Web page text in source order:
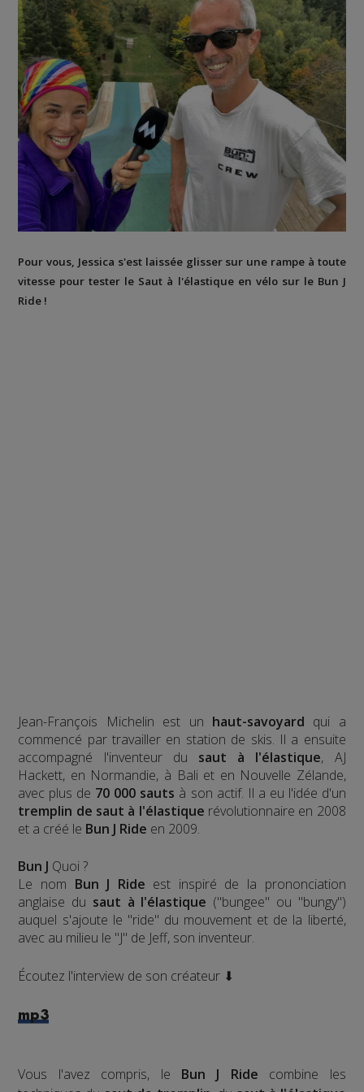
Pour vous, Jessica s'est laissée glisser sur une rampe à toute
vitesse pour tester le Saut à l'élastique en vélo sur le Bun J
Ride !
Jean-François Michelin est un haut-savoyard qui a
commencé par travailler en station de skis. Il a ensuite
accompagné l'inventeur du saut à l'élastique, AJ
Hackett, en Normandie, à Bali et en Nouvelle Zélande,
avec plus de 70 000 sauts à son actif. Il a eu l'idée d'un
tremplin de saut à l'élastique révolutionnaire en 2008
et a créé le Bun J Ride en 2009.
Bun J Quoi ?
Le nom Bun J Ride est inspiré de la prononciation
anglaise du saut à l'élastique ("bungee" ou "bungy")
auquel s'ajoute le "ride" du mouvement et de la liberté,
avec au milieu le "J" de Jeff, son inventeur.
Écoutez l'interview de son créateur ⬇
mp3
Vous l'avez compris, le Bun J Ride combine les